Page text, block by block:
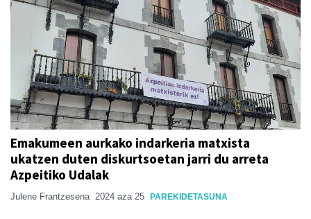
Emakumeen aurkako indarkeria matxista
ukatzen duten diskurtsoetan jarri du arreta
Azpeitiko Udalak
Julene Frantzesena 2024 aza 25 PAREKIDETASUNA